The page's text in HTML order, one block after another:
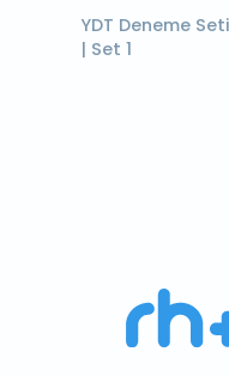
YDT Deneme
| Set 1